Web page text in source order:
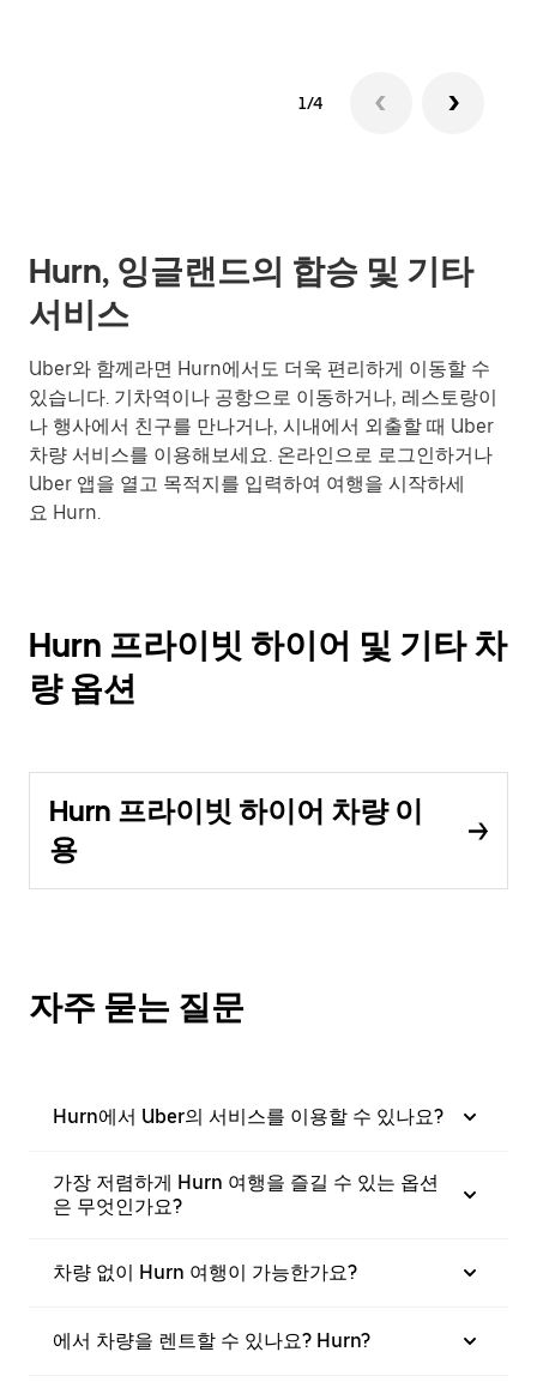
1/4
Hurn, 잉글랜드의 합승 및 기타
서비스
Uber와 함께라면 Hurn에서도 더욱 편리하게 이동할 수
있습니다. 기차역이나 공항으로 이동하거나, 레스토랑이
나 행사에서 친구를 만나거나, 시내에서 외출할 때 Uber
차량 서비스를 이용해보세요. 온라인으로 로그인하거나
Uber 앱을 열고 목적지를 입력하여 여행을 시작하세
요 Hurn.
Hurn 프라이빗 하이어 및 기타 차
량 옵션
Hurn 프라이빗 하이어 차량 이
용
자주 묻는 질문
Hurn에서 Uber의 서비스를 이용할 수 있나요?
가장 저렴하게 Hurn 여행을 즐길 수 있는 옵션
은 무엇인가요?
차량 없이 Hurn 여행이 가능한가요?
에서 차량을 렌트할 수 있나요? Hurn?